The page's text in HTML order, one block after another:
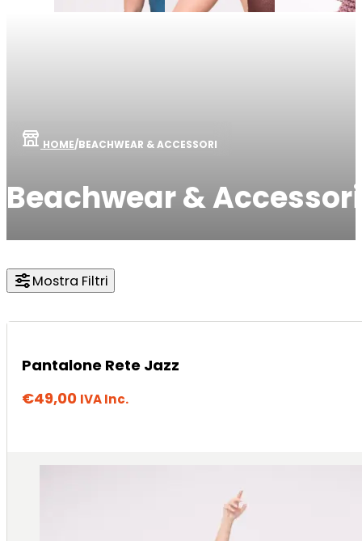
Beachwear & Accessori
HOME/BEACHWEAR & ACCESSORI
Mostra Filtri
Pantalone Rete Jazz
€49,00 IVA Inc.